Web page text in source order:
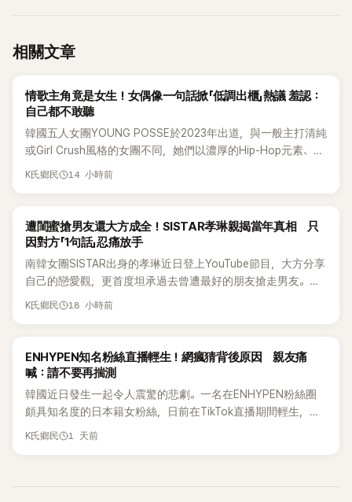
相關文章
K-POP
情歌主角竟是女生！女偶像一句話掀「低調出櫃」熱議 羞認：
自己都不敢聽
韓國五人女團YOUNG POSSE於2023年出道，與一般主打清純
或Girl Crush風格的女團不同，她們以濃厚的Hip-Hop元素、自
創Rap及成員親自參與創作為特色，MV也融入美式街頭、塗
為第五代女團中極具辨識度的新生代代表之一。
K氏鄉民 14 小時前
K-POP
遭閨蜜搶男友還大方成全！SISTAR孝琳親揭當年真相 只
因對方「1句話」忍痛放手
南韓女團SISTAR出身的孝琳近日登上YouTube節目，大方分享
自己的戀愛觀，更首度坦承過去曾遭最好的朋友搶走男友。她
表示，當時選擇瀟灑放手，但如果同樣的事情現在再發生，「我
K氏鄉民 18 小時前
K-POP
ENHYPEN知名粉絲直播輕生！網瘋猜背後原因 親友痛
喊：請不要再揣測
韓國近日發生一起令人震驚的悲劇。一名在ENHYPEN粉絲圈
頗具知名度的日本籍女粉絲，日前在TikTok直播期間輕生，最
終不幸身亡，消息曝光後震驚韓網，也讓不少粉絲湧入社群平
K氏鄉民 1 天前